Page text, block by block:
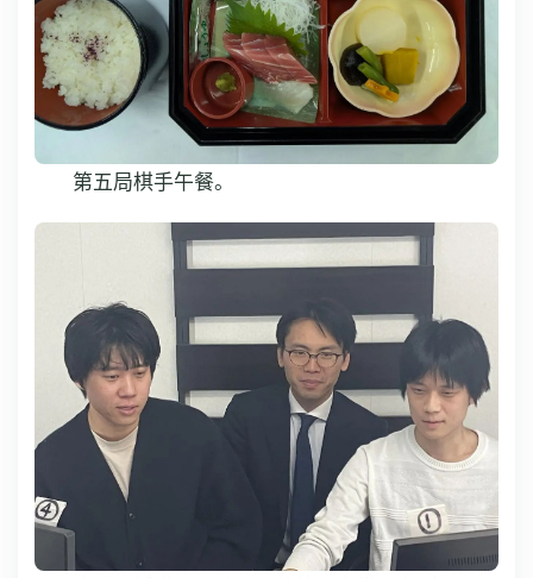
第五局棋手午餐。